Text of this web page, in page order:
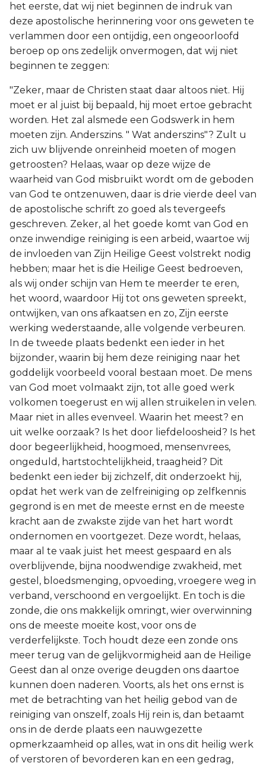
het eerste, dat wij niet beginnen de indruk van
deze apostolische herinnering voor ons geweten te
verlammen door een ontijdig, een ongeoorloofd
beroep op ons zedelijk onvermogen, dat wij niet
beginnen te zeggen:
"Zeker, maar de Christen staat daar altoos niet. Hij
moet er al juist bij bepaald, hij moet ertoe gebracht
worden. Het zal alsmede een Godswerk in hem
moeten zijn. Anderszins. " Wat anderszins"? Zult u
zich uw blijvende onreinheid moeten of mogen
getroosten? Helaas, waar op deze wijze de
waarheid van God misbruikt wordt om de geboden
van God te ontzenuwen, daar is drie vierde deel van
de apostolische schrift zo goed als tevergeefs
geschreven. Zeker, al het goede komt van God en
onze inwendige reiniging is een arbeid, waartoe wij
de invloeden van Zijn Heilige Geest volstrekt nodig
hebben; maar het is die Heilige Geest bedroeven,
als wij onder schijn van Hem te meerder te eren,
het woord, waardoor Hij tot ons geweten spreekt,
ontwijken, van ons afkaatsen en zo, Zijn eerste
werking wederstaande, alle volgende verbeuren.
In de tweede plaats bedenkt een ieder in het
bijzonder, waarin bij hem deze reiniging naar het
goddelijk voorbeeld vooral bestaan moet. De mens
van God moet volmaakt zijn, tot alle goed werk
volkomen toegerust en wij allen struikelen in velen.
Maar niet in alles evenveel. Waarin het meest? en
uit welke oorzaak? Is het door liefdeloosheid? Is het
door begeerlijkheid, hoogmoed, mensenvrees,
ongeduld, hartstochtelijkheid, traagheid? Dit
bedenkt een ieder bij zichzelf, dit onderzoekt hij,
opdat het werk van de zelfreiniging op zelfkennis
gegrond is en met de meeste ernst en de meeste
kracht aan de zwakste zijde van het hart wordt
ondernomen en voortgezet. Deze wordt, helaas,
maar al te vaak juist het meest gespaard en als
overblijvende, bijna noodwendige zwakheid, met
gestel, bloedsmenging, opvoeding, vroegere weg in
verband, verschoond en vergoelijkt. En toch is die
zonde, die ons makkelijk omringt, wier overwinning
ons de meeste moeite kost, voor ons de
verderfelijkste. Toch houdt deze een zonde ons
meer terug van de gelijkvormigheid aan de Heilige
Geest dan al onze overige deugden ons daartoe
kunnen doen naderen. Voorts, als het ons ernst is
met de betrachting van het heilig gebod van de
reiniging van onszelf, zoals Hij rein is, dan betaamt
ons in de derde plaats een nauwgezette
opmerkzaamheid op alles, wat in ons dit heilig werk
of verstoren of bevorderen kan en een gedrag,